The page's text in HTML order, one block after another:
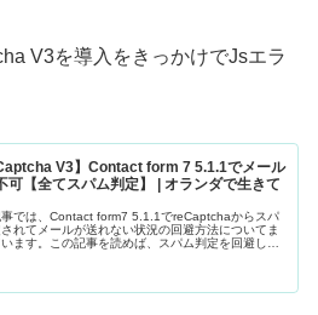
V3を導入をきっかけでJsエラ
V3】Contact form 7 5.1.1でメール
可【全てスパム判定】 | オランダで生きて
事では、Contact form7 5.1.1でreCaptchaからスパ
されてメールが送れない状況の回避方法についてま
います。この記事を読めば、スパム判定を回避して